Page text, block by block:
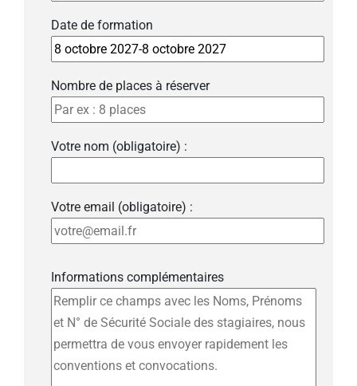
Date de formation
Nombre de places à réserver
Votre nom (obligatoire) :
Votre email (obligatoire) :
Informations complémentaires